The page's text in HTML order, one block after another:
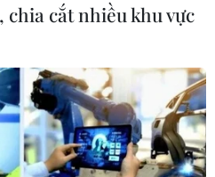
cầu Mỹ dỡ bỏ thuế
chia cắt nhiều khu vực